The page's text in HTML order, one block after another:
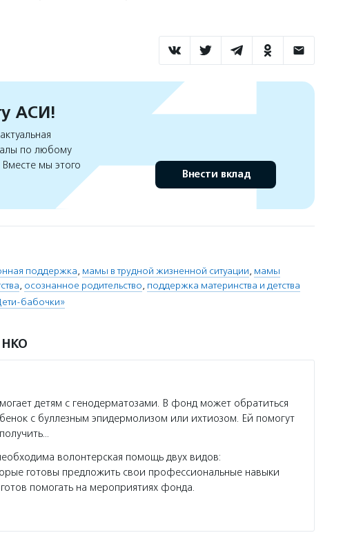
АСИ!
по любому
мы этого
Внести вклад
поддержка, мамы в трудной жизненной ситуации, мамы
, осознанное родительство, поддержка материнства и детства
бабочки»
НКО
детям с генодерматозами. В фонд может обратиться
с буллезным эпидермолизом или ихтиозом. Ей помогут
волонтерская помощь двух видов:
готовы предложить свои профессиональные навыки
помогать на мероприятиях фонда.